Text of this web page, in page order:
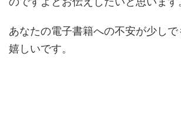
あなたの電子書籍への不安が少しで
嬉しいです。